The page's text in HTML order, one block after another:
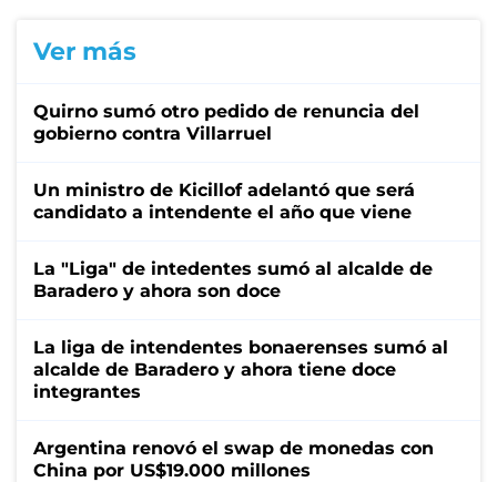
Ver más
Quirno sumó otro pedido de renuncia del
gobierno contra Villarruel
Un ministro de Kicillof adelantó que será
candidato a intendente el año que viene
La "Liga" de intedentes sumó al alcalde de
Baradero y ahora son doce
La liga de intendentes bonaerenses sumó al
alcalde de Baradero y ahora tiene doce
integrantes
Argentina renovó el swap de monedas con
China por US$19.000 millones